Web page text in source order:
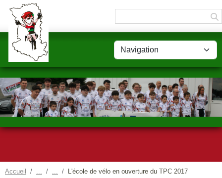
Accueil L'école de vélo en ouverture du TPC 2017
Panneau de gestion des cookies